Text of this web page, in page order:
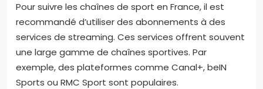
Pour suivre les chaînes de sport en France, il est
recommandé d’utiliser des abonnements à des
services de streaming. Ces services offrent souvent
une large gamme de chaînes sportives. Par
exemple, des plateformes comme Canal+, beIN
Sports ou RMC Sport sont populaires.